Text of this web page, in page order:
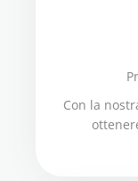
Con la